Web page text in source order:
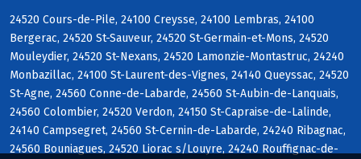
24520 Cours-de-Pile, 24100 Creysse, 24100 Lembras, 24100
Bergerac, 24520 St-Sauveur, 24520 St-Germain-et-Mons, 24520
Mouleydier, 24520 St-Nexans, 24520 Lamonzie-Montastruc, 24240
Monbazillac, 24100 St-Laurent-des-Vignes, 24140 Queyssac, 24520
St-Agne, 24560 Conne-de-Labarde, 24560 St-Aubin-de-Lanquais,
24560 Colombier, 24520 Verdon, 24150 St-Capraise-de-Lalinde,
24140 Campsegret, 24560 St-Cernin-de-Labarde, 24240 Ribagnac,
24560 Bouniagues, 24520 Liorac s/Louyre, 24240 Rouffignac-de-